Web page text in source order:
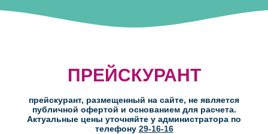
ПРЕЙСКУРАНТ
прейскурант, размещенный на сайте, не является
публичной офертой и основанием для расчета.
Актуальные цены уточняйте у администратора по
телефону 29-16-16